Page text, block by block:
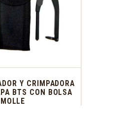
Y CRIMPADORA
BTS CON BOLSA
MOLLE